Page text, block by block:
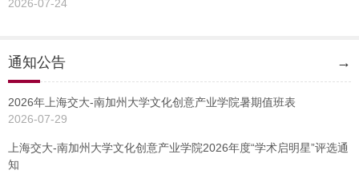
2026-07-24
通知公告 →
2026年上海交大-南加州大学文化创意产业学院暑期值班表
2026-07-29
上海交大-南加州大学文化创意产业学院2026年度“学术启明星”评选通
知